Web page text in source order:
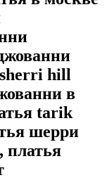
hill
в
tarik
шерри
платья